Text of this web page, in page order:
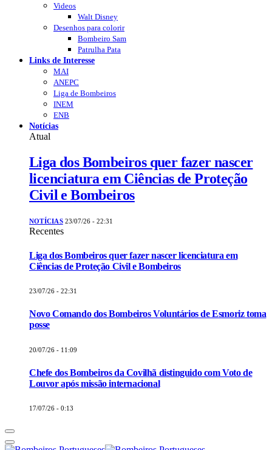
Videos
Walt Disney
Desenhos para colorir
Bombeiro Sam
Patrulha Pata
Links de Interesse
MAI
ANEPC
Liga de Bombeiros
INEM
ENB
Notícias
Atual
Liga dos Bombeiros quer fazer nascer
licenciatura em Ciências de Proteção
Civil e Bombeiros
NOTÍCIAS 23/07/26 - 22:31
Recentes
Liga dos Bombeiros quer fazer nascer licenciatura em
Ciências de Proteção Civil e Bombeiros
23/07/26 - 22:31
Novo Comando dos Bombeiros Voluntários de Esmoriz toma
posse
20/07/26 - 11:09
Chefe dos Bombeiros da Covilhã distinguido com Voto de
Louvor após missão internacional
17/07/26 - 0:13